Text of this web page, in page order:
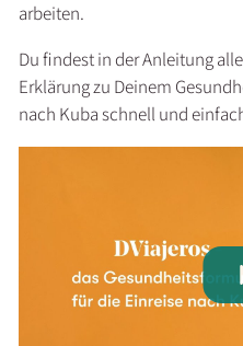
arbeiten.
Du findest in der Anleitung
Erklärung zu Deinem
nach Kuba schnell und